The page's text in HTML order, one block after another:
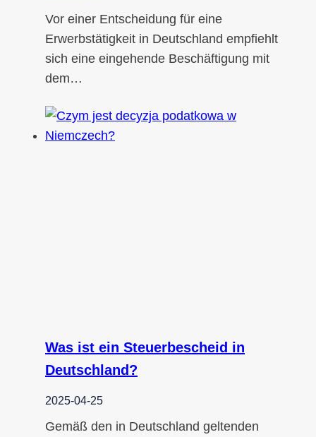
Vor einer Entscheidung für eine
Erwerbstätigkeit in Deutschland empfiehlt
sich eine eingehende Beschäftigung mit
dem…
Was ist ein Steuerbescheid in
Deutschland?
2025-04-25
Gemäß den in Deutschland geltenden